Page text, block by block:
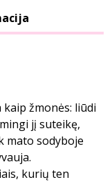
žmonės: liūdi
jį suteikę,
mato sodyboje
kurių ten